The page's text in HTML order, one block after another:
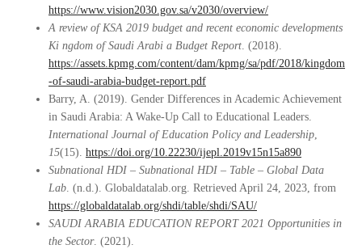
https://www.vision2030.gov.sa/v2030/overview/
A review of KSA 2019 budget and recent economic developments
Ki ngdom of Saudi Arabi a Budget Report. (2018).
https://assets.kpmg.com/content/dam/kpmg/sa/pdf/2018/kingdom
-of-saudi-arabia-budget-report.pdf
Barry, A. (2019). Gender Differences in Academic Achievement
in Saudi Arabia: A Wake-Up Call to Educational Leaders.
International Journal of Education Policy and Leadership,
15(15). https://doi.org/10.22230/ijepl.2019v15n15a890
Subnational HDI – Subnational HDI – Table – Global Data
Lab. (n.d.). Globaldatalab.org. Retrieved April 24, 2023, from
https://globaldatalab.org/shdi/table/shdi/SAU/
SAUDI ARABIA EDUCATION REPORT 2021 Opportunities in
the Sector. (2021).